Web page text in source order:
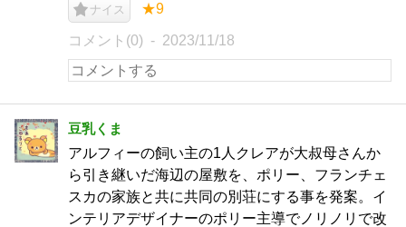
ナイス ★9
コメント(0) 2023/11/18
豆乳くま
アルフィーの飼い主の1人クレアが大叔母さんか
ら引き継いだ海辺の屋敷を、ポリー、フランチェ
スカの家族と共に共同の別荘にする事を発案。イ
ンテリアデザイナーのポリー主導でノリノリで改